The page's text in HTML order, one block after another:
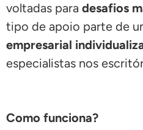
voltadas para desafios
tipo de apoio parte de
empresarial
especialistas nos
Como funciona?